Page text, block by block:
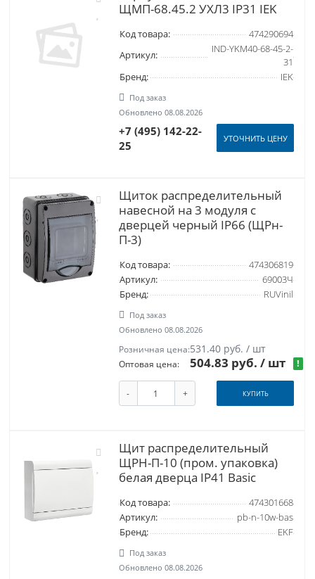
ЩМП-68.45.2 УХЛ3 IP31 IEK
Код товара:
474290694
Артикул:
IND-YKM40-68-45-2-
31
Бренд:
IEK
Под заказ
Обновлено 08.08.2026
+7 (495) 142-22-
25
УТОЧНИТЬ ЦЕНУ
Щиток распределительный
навесной на 3 модуля с
дверцей черный IP66 (ЩРн-
П-3)
Код товара:
474306819
Артикул:
69003Ч
Бренд:
RUVinil
Под заказ
Обновлено 08.08.2026
Розничная цена:531.40 руб. / шт
Оптовая цена: 504.83 руб./ шт !
- + КУПИТЬ
Щит распределительный
ЩРН-П-10 (пром. упаковка)
белая дверца IP41 Basic
Код товара:
474301668
Артикул:
pb-n-10w-bas
Бренд:
EKF
Под заказ
Обновлено 08.08.2026